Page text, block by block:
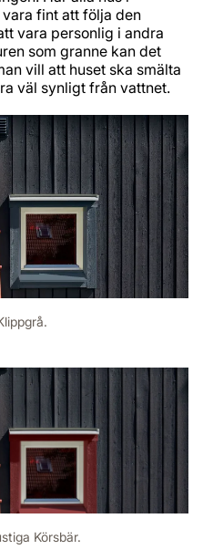
fint att följa den
vara personlig i andra
som granne kan det
vill att huset ska smälta
väl synligt från vattnet.
Körsbär.